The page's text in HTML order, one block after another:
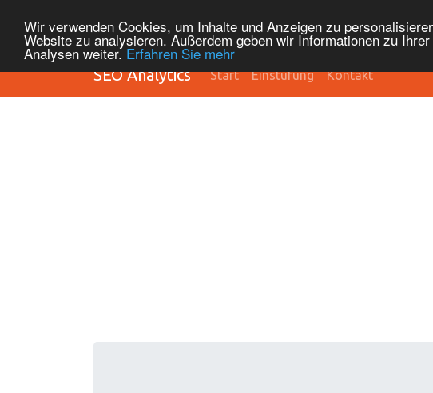
Wir verwenden Cookies, um Inhalte und Anzeigen zu
Website zu analysieren. Außerdem geben wir Informationen zu
Analysen weiter. Erfahren Sie mehr
SEO Analytics Start Einstufung Kontakt